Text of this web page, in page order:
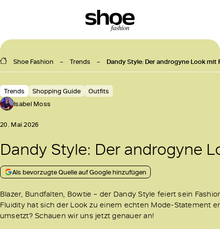
Shoe Fashion Trends Dandy Style: Der androgyne Look
Trends Shopping Guide
Outfits
Isabel Moss
20. Mai 2026
Dandy Style: Der androgyne
Als bevorzugte Quelle auf Google hinzufügen
Blazer, Bundfalten, Bowtie – der Dandy Style feiert sein
Fluidity hat sich der Look zu einem echten Mode-Statement
umsetzt? Schauen wir uns jetzt genauer an!